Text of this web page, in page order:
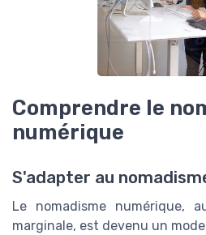
Comprendre le
numérique
S'adapter au
Le nomadisme numérique,
marginale, est devenu un